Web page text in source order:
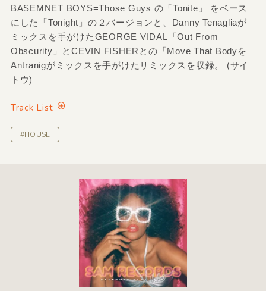
BASEMNET BOYS=Those Guys の「Tonite」 をベース
にした「Tonight」の２バージョンと、Danny Tenagliaが
ミックスを手がけたGEORGE VIDAL「Out From
Obscurity」とCEVIN FISHERとの「Move That Bodyを
Antranigがミックスを手がけたリミックスを収録。 (サイ
トウ)
Track List
#HOUSE